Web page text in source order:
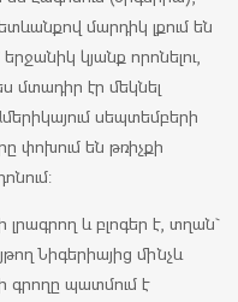
մարդիկ լքում են
կյանք որոնելու,
մտադիր էր մեկնել
սեպտեմբերի
փոխում են թռիչքի
և բլոգեր է, տղան`
Նիգերիայից մինչև
գրողը պատմում է